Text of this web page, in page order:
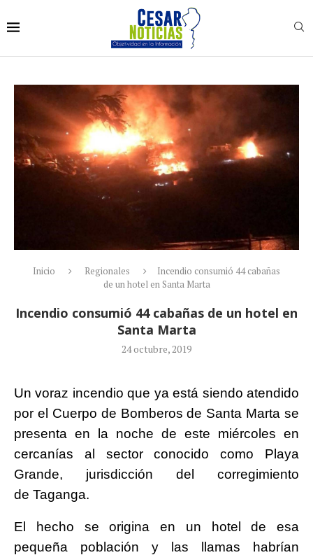
Inicio Regionales
Incendio consumió 44 cabañas
de un hotel en Santa Marta
Incendio consumió 44 cabañas de un hotel en
Santa Marta
24 octubre, 2019
Un voraz incendio que ya está siendo atendido
por el Cuerpo de Bomberos de Santa Marta se
presenta en la noche de este miércoles en
cercanías al sector conocido como Playa
Grande, jurisdicción del corregimiento
de Taganga.
El hecho se origina en un hotel de esa
pequeña población y las llamas habrían